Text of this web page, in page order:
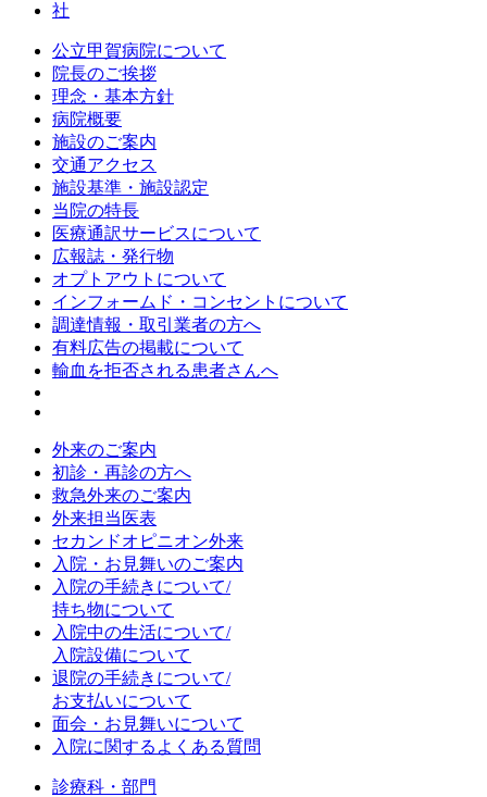
公立甲賀病院について
院長のご挨拶
理念・基本方針
病院概要
施設のご案内
交通アクセス
施設基準・施設認定
当院の特長
医療通訳サービスについて
広報誌・発行物
オプトアウトについて
インフォームド・コンセントについて
調達情報・取引業者の方へ
有料広告の掲載について
輸血を拒否される患者さんへ
外来のご案内
初診・再診の方へ
救急外来のご案内
外来担当医表
セカンドオピニオン外来
入院・お見舞いのご案内
入院の手続きについて/
持ち物について
入院中の生活について/
入院設備について
退院の手続きについて/
お支払いについて
面会・お見舞いについて
入院に関するよくある質問
診療科・部門